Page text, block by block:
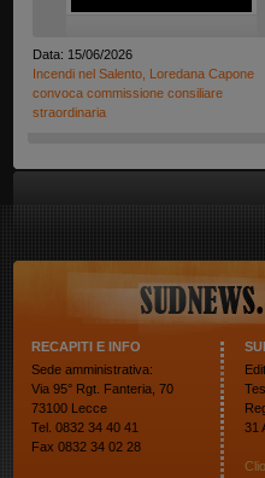
Data: 15/06/2026
Incendi nel Salento, Loredana Capone
convoca commissione consiliare
straordinaria
RECAPITI E INFO
Sede amministrativa:
Via 95° Rgt. Fanteria, 70
73100 Lecce
Tel. 0832 34 40 41
Fax 0832 34 02 28
31